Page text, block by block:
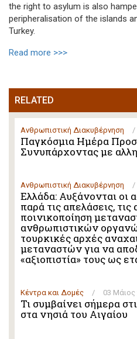
the right to asylum is also
peripheralisation of the islands
Turkey.
Read more >>>
RELATED
Ανθρωπιστική Διακυβέρνηση /
Παγκόσμια Ημέρα
Συνυπάρχοντας με
Ανθρωπιστική Διακυβέρνηση /
Ελλάδα: Αυξάνονται οι
παρά τις απελάσεις,
ποινικοποίηση
ανθρωπιστικών
τουρκικές αρχές
μεταναστών για να
«αξιοπιστία» τους ως
Κέντρα και Δομές / 03 Μάιος
Τι συμβαίνει σήμερα
στα νησιά του Αιγαίου